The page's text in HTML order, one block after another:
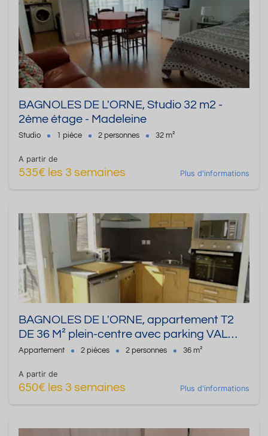
BAGNOLES DE L'ORNE, Studio 32 m2 -
2ème étage - Madeleine
Studio 1 pièce 2 personnes 32 m²
A partir de
535€ les 3 semaines Plus d'informations
BAGNOLES DE L'ORNE, appartement T2
DE 36 M² plein-centre avec parking VAL
FLEURI
Appartement 2 pièces 2 personnes 36 m²
A partir de
650€ les 3 semaines Plus d'informations